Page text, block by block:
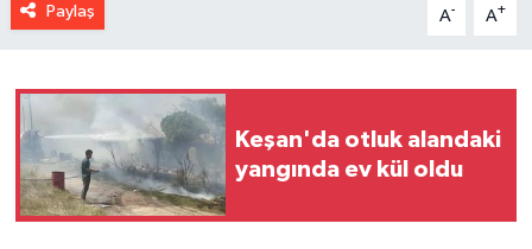
Paylaş A- A+
Keşan'da otluk alandaki
yangında ev kül oldu